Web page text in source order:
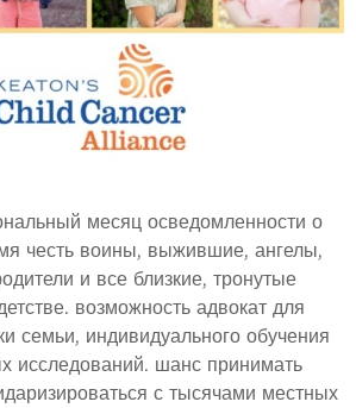
месяц осведомленности о
честь воины, выжившие, ангелы,
и все близкие, тронутые
возможность адвокат для
семьи, индивидуального обучения
исследований. шанс принимать
с тысячами местных